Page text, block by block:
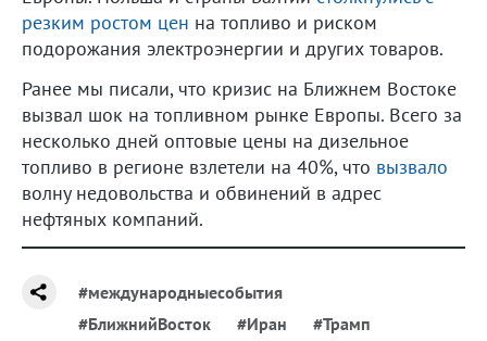
резким ростом цен на топливо и риском
подорожания электроэнергии и других товаров.
Ранее мы писали, что кризис на Ближнем Востоке
вызвал шок на топливном рынке Европы. Всего за
несколько дней оптовые цены на дизельное
топливо в регионе взлетели на 40%, что вызвало
волну недовольства и обвинений в адрес
нефтяных компаний.
#международныесобытия
#БлижнийВосток
#Иран
#Трамп